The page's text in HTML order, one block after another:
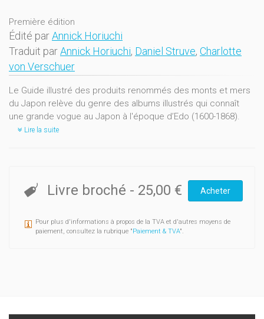
Première édition
Édité parAnnick Horiuchi
Traduit parAnnick Horiuchi, Daniel Struve, Charlotte
von Verschuer
Le Guide illustré des produits renommés des monts et mers
du Japon relève du genre des albums illustrés qui connaît
une grande vogue au Japon à l'époque d’Edo (1600-1868).
Lire la suite
Livre broché - 25,00 € Acheter
Pour plus d'informations à propos de la TVA et d'autres moyens de
paiement, consultez la rubrique "Paiement & TVA".